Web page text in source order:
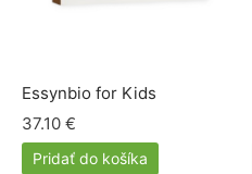
Essynbio for Kids
37.10 €
Pridať do košíka